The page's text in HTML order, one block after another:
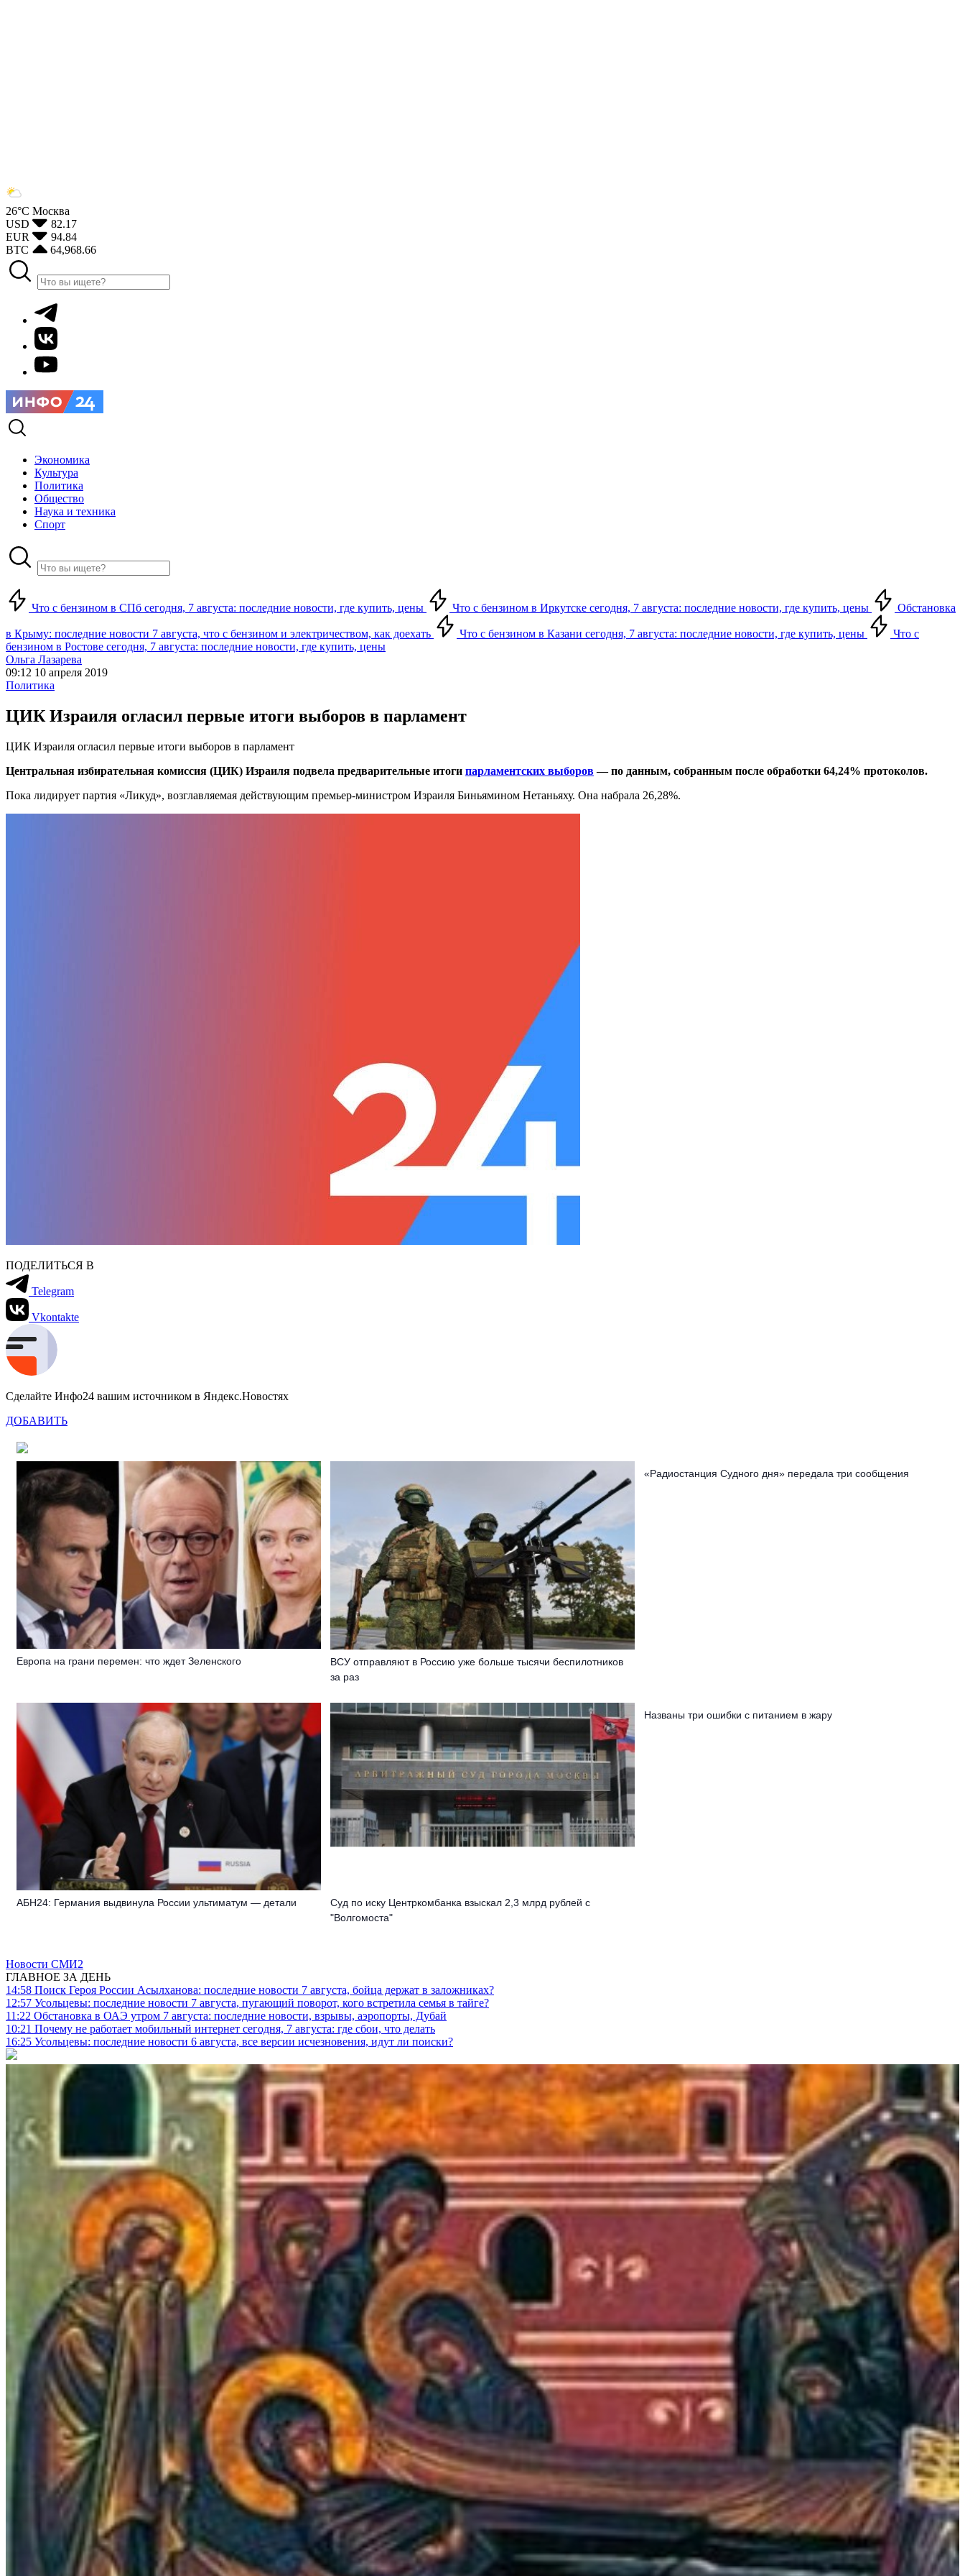
26°С Москва
USD
82.17
EUR
94.84
BTC
64,968.66
Экономика
Культура
Политика
Общество
Наука и техника
Спорт
Что с бензином в СПб сегодня, 7 августа: последние новости, где купить, цены Что с бензином в Иркутске сегодня, 7 августа: последние новости, где купить, цены Обстановка
в Крыму: последние новости 7 августа, что с бензином и электричеством, как доехать Что с бензином в Казани сегодня, 7 августа: последние новости, где купить, цены
Что с
бензином в Ростове сегодня, 7 августа: последние новости, где купить, цены
Ольга Лазарева
09:12 10 апреля 2019
Политика
ЦИК Израиля огласил первые итоги выборов в парламент
ЦИК Израиля огласил первые итоги выборов в парламент
Центральная избирательная комиссия (ЦИК) Израиля подвела предварительные итоги парламентских выборов— по данным, собранным после обработки 64,24% протоколов.
Пока лидирует партия «Ликуд», возглавляемая действующим премьер-министром Израиля Биньямином Нетаньяху. Она набрала 26,28%.
ПОДЕЛИТЬСЯ В
Telegram
Vkontakte
Сделайте Инфо24 вашим источником в Яндекс.Новостях
ДОБАВИТЬ
Европа на грани перемен: что ждет Зеленского
ВСУ отправляют в Россию уже больше тысячи беспилотников
за раз
«Радиостанция Судного дня» передала три сообщения
АБН24: Германия выдвинула России ультиматум — детали
Суд по иску Центркомбанка взыскал 2,3 млрд рублей с
"Волгомоста"
Названы три ошибки с питанием в жару
Новости СМИ2
ГЛАВНОЕ ЗА ДЕНЬ
14:58 Поиск Героя России Асылханова: последние новости 7 августа, бойца держат в заложниках?
12:57 Усольцевы: последние новости 7 августа, пугающий поворот, кого встретила семья в тайге?
11:22 Обстановка в ОАЭ утром 7 августа: последние новости, взрывы, аэропорты, Дубай
10:21 Почему не работает мобильный интернет сегодня, 7 августа: где сбои, что делать
16:25 Усольцевы: последние новости 6 августа, все версии исчезновения, идут ли поиски?